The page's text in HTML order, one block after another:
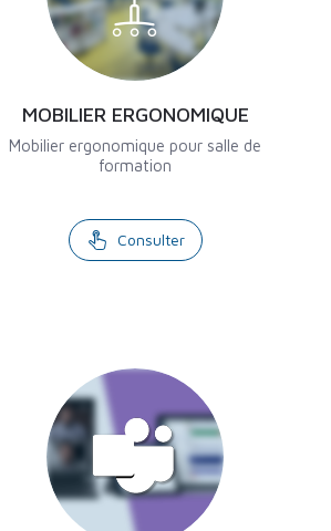
MOBILIER ERGONOMIQUE
Mobilier ergonomique pour salle de
formation
Consulter